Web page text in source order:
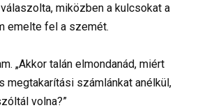
válaszolta, miközben a kulcsokat a
emelte fel a szemét.
„Akkor talán elmondanád, miért
megtakarítási számlánkat anélkül,
volna?”